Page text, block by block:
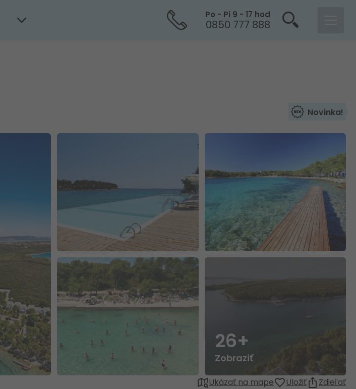
Po - Pi 9 - 17 hod
0850 777 888
Novinka!
26+
Zobraziť
Ukázať na mape Uložiť Zdieľať